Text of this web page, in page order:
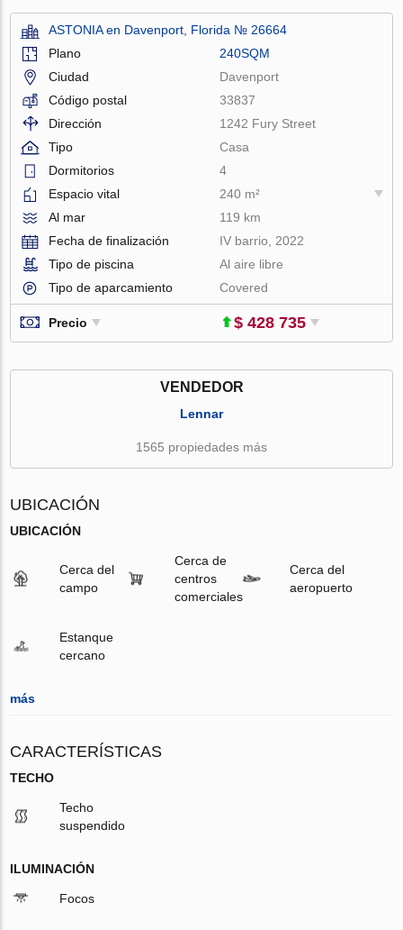
ASTONIA en Davenport, Florida № 26664
Plano
240SQM
Ciudad
Davenport
Código postal
33837
Dirección
1242 Fury Street
Tipo
Casa
Dormitorios
4
Espacio vital
240 m²
Al mar
119 km
Fecha de finalización
IV barrio, 2022
Tipo de piscina
Al aire libre
Tipo de aparcamiento
Covered
Precio $ 428 735
VENDEDOR
Lennar
1565 propiedades más
UBICACIÓN
UBICACIÓN
Cerca del
campo
Cerca de
centros
comerciales
Cerca del
aeropuerto
Estanque
cercano
más
CARACTERÍSTICAS
TECHO
Techo
suspendido
ILUMINACIÓN
Focos